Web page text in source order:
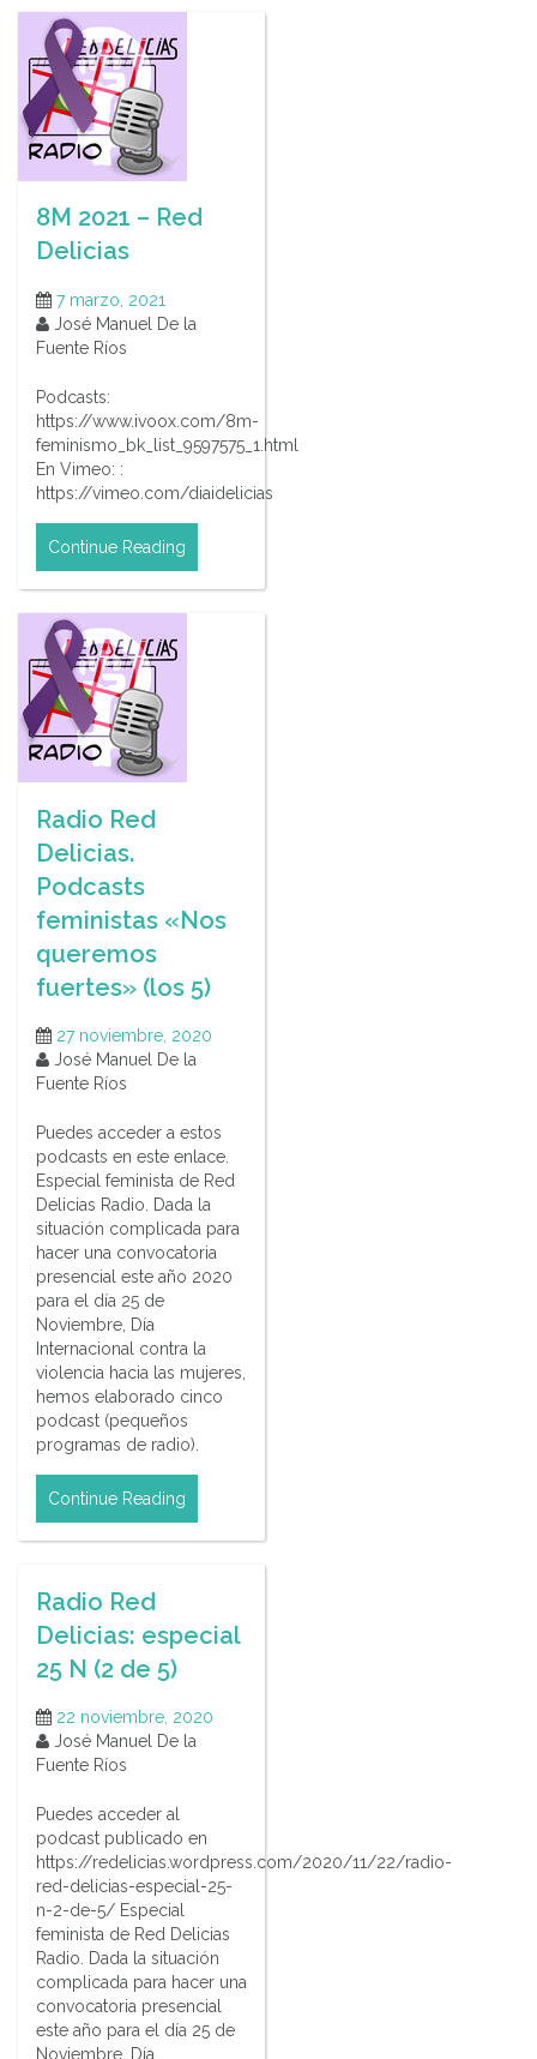
8M 2021 – Red
Delicias
7 marzo, 2021
José Manuel De la
Fuente Ríos
Podcasts:
https://www.ivoox.com/8m-
feminismo_bk_list_9597575_1.html
En Vimeo: :
https://vimeo.com/diaidelicias
Continue Reading
Radio Red
Delicias.
Podcasts
feministas «Nos
queremos
fuertes» (los 5)
27 noviembre, 2020
José Manuel De la
Fuente Ríos
Puedes acceder a estos
podcasts en este enlace.
Especial feminista de Red
Delicias Radio. Dada la
situación complicada para
hacer una convocatoria
presencial este año 2020
para el día 25 de
Noviembre, Día
Internacional contra la
violencia hacia las mujeres,
hemos elaborado cinco
podcast (pequeños
programas de radio).
Continue Reading
Radio Red
Delicias: especial
25 N (2 de 5)
22 noviembre, 2020
José Manuel De la
Fuente Ríos
Puedes acceder al
podcast publicado en
https://redelicias.wordpress.com/2020/11/22/radio-
red-delicias-especial-25-
n-2-de-5/ Especial
feminista de Red Delicias
Radio. Dada la situación
complicada para hacer una
convocatoria presencial
este año para el día 25 de
Noviembre, Día